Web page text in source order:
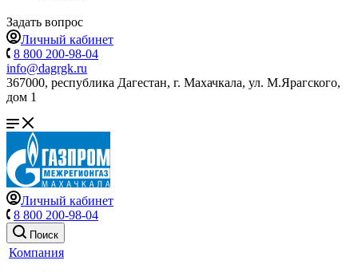
Задать вопрос
Личный кабинет
8 800 200-98-04
info@dagrgk.ru
367000, республика Дагестан, г. Махачкала, ул. М.Ярагского,
дом 1
Личный кабинет
8 800 200-98-04
Поиск
Компания